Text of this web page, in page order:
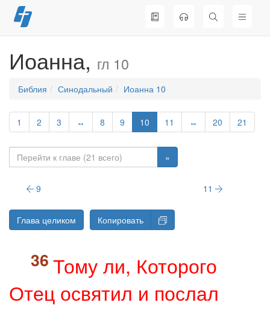
Перейти
к
Иоанна, гл 10
Библия Синодальный Иоанна 10
1 2 3 ↔ 8 9 10 11 ↔ 20 21
»
9 11
Глава целиком Копировать
Тому ли, Которого
Отец освятил и послал